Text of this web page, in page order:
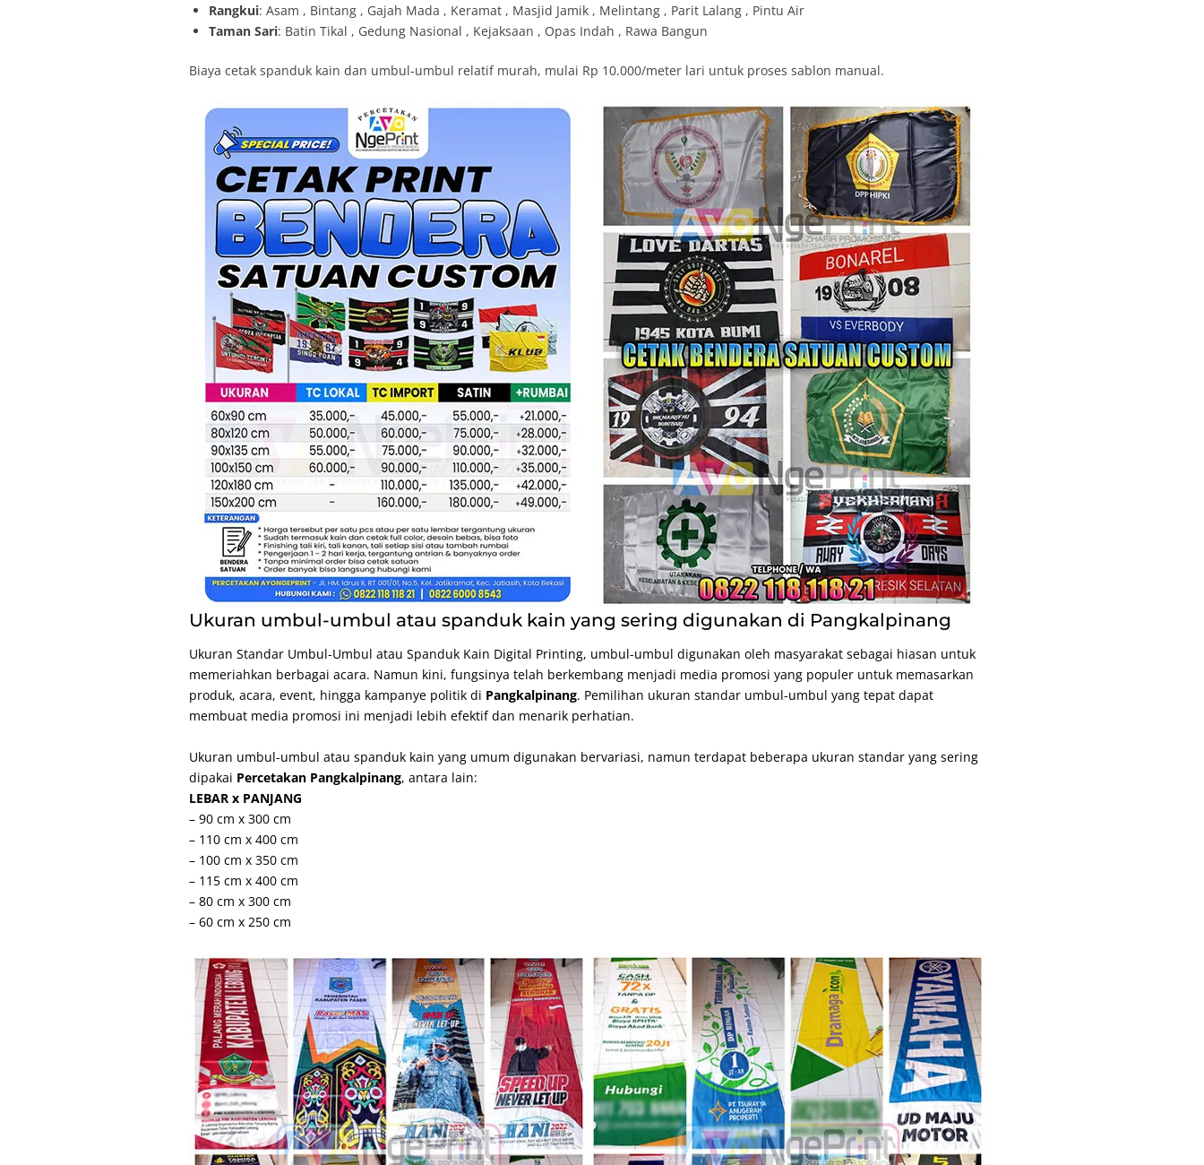
Rangkui: Asam , Bintang , Gajah Mada , Keramat , Masjid Jamik , Melintang , Parit Lalang , Pintu Air
Taman Sari: Batin Tikal , Gedung Nasional , Kejaksaan , Opas Indah , Rawa Bangun
Biaya cetak spanduk kain dan umbul-umbul relatif murah, mulai Rp 10.000/meter lari untuk proses sablon manual.
Ukuran umbul-umbul atau spanduk kain yang sering digunakan di Pangkalpinang
Ukuran Standar Umbul-Umbul atau Spanduk Kain Digital Printing, umbul-umbul digunakan oleh masyarakat sebagai hiasan untuk
memeriahkan berbagai acara. Namun kini, fungsinya telah berkembang menjadi media promosi yang populer untuk memasarkan
produk, acara, event, hingga kampanye politik di Pangkalpinang. Pemilihan ukuran standar umbul-umbul yang tepat dapat
membuat media promosi ini menjadi lebih efektif dan menarik perhatian.
Ukuran umbul-umbul atau spanduk kain yang umum digunakan bervariasi, namun terdapat beberapa ukuran standar yang sering
dipakai Percetakan Pangkalpinang, antara lain:
LEBAR x PANJANG
– 90 cm x 300 cm
– 110 cm x 400 cm
– 100 cm x 350 cm
– 115 cm x 400 cm
– 80 cm x 300 cm
– 60 cm x 250 cm